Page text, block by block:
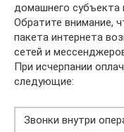
домашнего субъекта
Обратите внимание,
пакета интернета
сетей и
При исчерпании
следующие:
Звонки внутри